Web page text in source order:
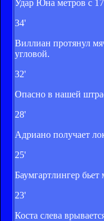
Удар Юна метров с
34'
Виллиан протянул
угловой.
32'
Опасно в нашей
28'
Адриано получает
25'
Баумгартлингер
23'
Коста слева